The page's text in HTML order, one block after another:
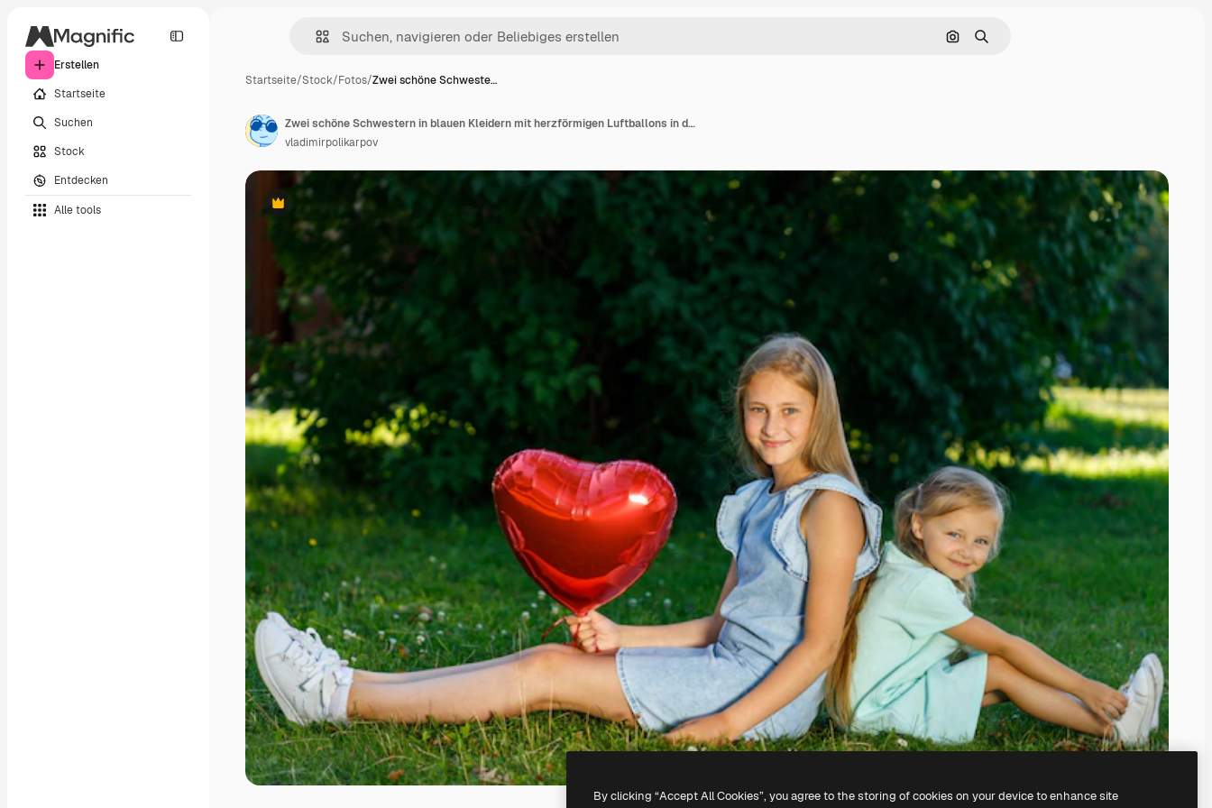
Erstellen
Startseite
Suchen
Stock
Entdecken
Alle tools
Nach Bild suchen
Suchen
Startseite/Stock/Fotos/Zwei schöne Schweste…
Premium
Zwei schöne Schwestern in blauen Kleidern mit herzförmigen Luftballons in der Natur
vladimirpolikarpov
By clicking “Accept All Cookies”, you agree to the storing of cookies on your device to enhance site